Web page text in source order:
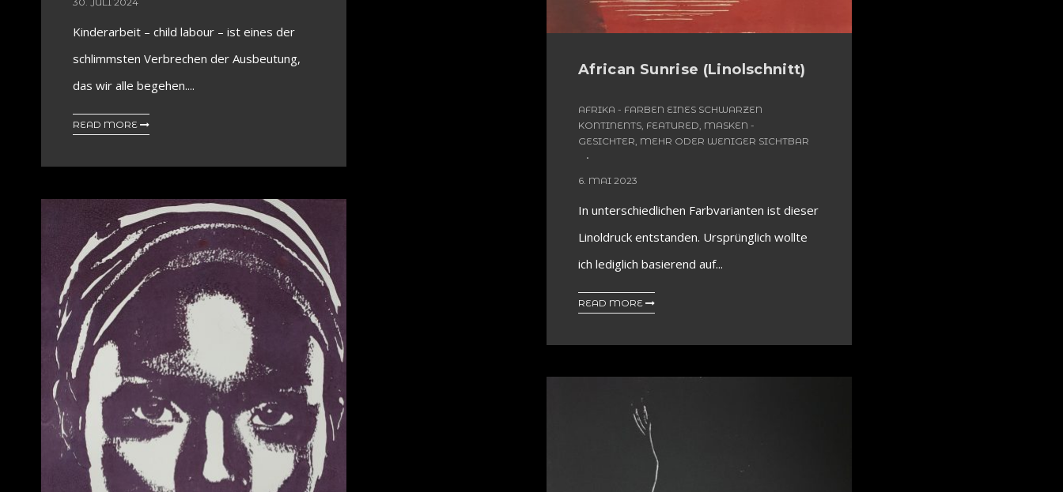
Kinderarbeit – child labour – ist eines der
schlimmsten Verbrechen der Ausbeutung,
das wir alle begehen....
READ MORE
African Sunrise (Linolschnitt)
AFRIKA - FARBEN EINES SCHWARZEN
KONTINENTS FEATURED MASKEN -
GESICHTER, MEHR ODER WENIGER SICHTBAR
6. MAI 2023
In unterschiedlichen Farbvarianten ist dieser
Linoldruck entstanden. Ursprünglich wollte
ich lediglich basierend auf...
READ MORE